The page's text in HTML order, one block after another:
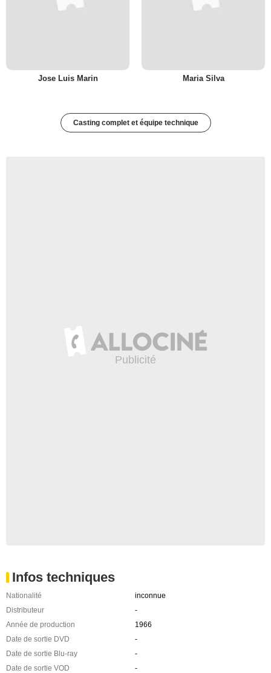
Jose Luis Marin Maria Silva
Casting complet et équipe technique
Infos techniques
Nationalité
inconnue
Distributeur
-
Année de production
1966
Date de sortie DVD
-
Date de sortie Blu-ray
-
Date de sortie VOD
-